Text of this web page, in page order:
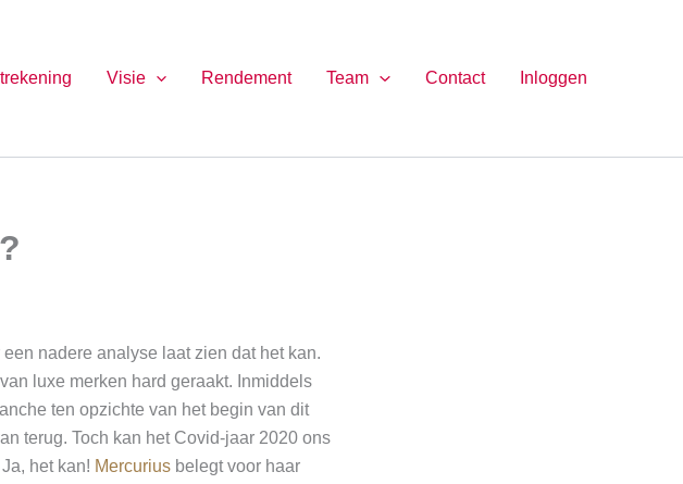
Visie Rendement Team Contact Inloggen
nadere analyse laat zien dat het kan.
luxe merken hard geraakt. Inmiddels
ten opzichte van het begin van dit
terug. Toch kan het Covid-jaar 2020 ons
het kan! Mercurius belegt voor haar